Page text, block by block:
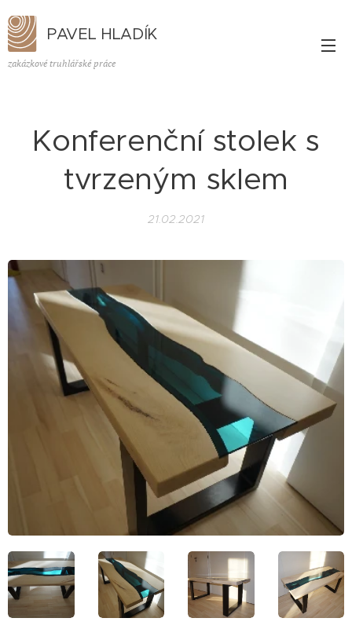
PAVEL HLADÍK
zakázkové truhlářské práce
Konferenční stolek s
tvrzeným sklem
21.02.2021